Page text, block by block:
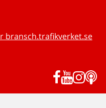
bransch.trafikverket.se
Facebook
YouTube